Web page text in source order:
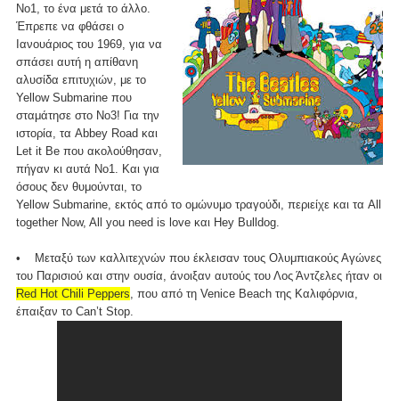
Νο1, το ένα μετά το άλλο.
Έπρεπε να φθάσει ο
Ιανουάριος του 1969, για να
σπάσει αυτή η απίθανη
αλυσίδα επιτυχιών, με το
Yellow Submarine που
σταμάτησε στο Νο3! Για την
ιστορία, τα Abbey Road και
Let it Be που ακολούθησαν,
πήγαν κι αυτά Νο1. Και για
όσους δεν θυμούνται, το
Yellow Submarine, εκτός από το ομώνυμο τραγούδι, περιείχε και τα All
together Now, All you need is love και Hey Bulldog.
• Μεταξύ των καλλιτεχνών που έκλεισαν τους Ολυμπιακούς Αγώνες
του Παρισιού και στην ουσία, άνοιξαν αυτούς του Λος Άντζελες ήταν οι
Red Hot Chili Peppers , που από τη Venice Beach της Καλιφόρνια,
έπαιξαν το Can’t Stop.